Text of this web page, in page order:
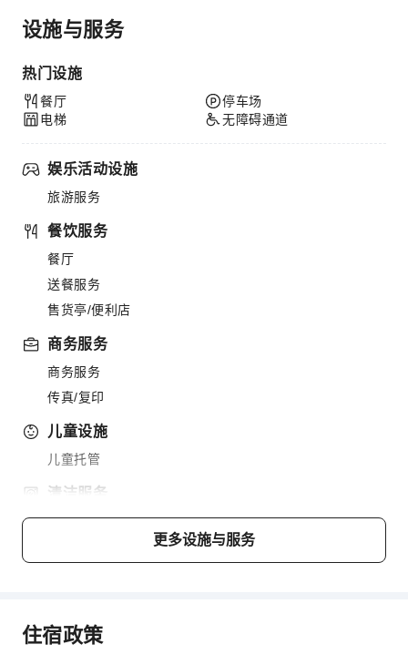
设施与服务
热门设施
餐厅
电梯
停车场
无障碍通道
娱乐活动设施
旅游服务
餐饮服务
餐厅
送餐服务
售货亭/便利店
商务服务
商务服务
传真/复印
儿童设施
儿童托管
清洁服务
干洗服务
公用区wifi
更多设施与服务
住宿政策